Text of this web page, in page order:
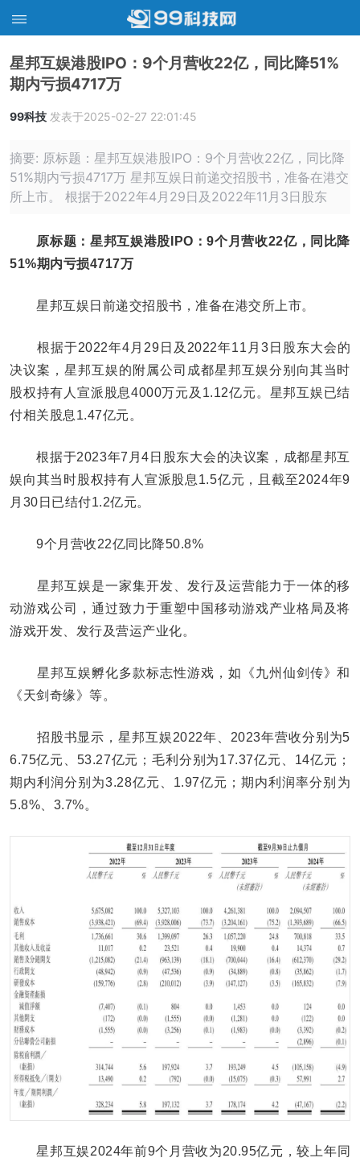
星邦互娱港股IPO：9个月营收22亿，同比降51%
期内亏损4717万
99科技 发表于2025-02-27 22:01:45
摘要: 原标题：星邦互娱港股IPO：9个月营收22亿，同比降
51%期内亏损4717万 星邦互娱日前递交招股书，准备在港交
所上市。 根据于2022年4月29日及2022年11月3日股东
原标题：星邦互娱港股IPO：9个月营收22亿，同比降
51%期内亏损4717万
星邦互娱日前递交招股书，准备在港交所上市。
根据于2022年4月29日及2022年11月3日股东大会的
决议案，星邦互娱的附属公司成都星邦互娱分别向其当时
股权持有人宣派股息4000万元及1.12亿元。星邦互娱已结
付相关股息1.47亿元。
根据于2023年7月4日股东大会的决议案，成都星邦互
娱向其当时股权持有人宣派股息1.5亿元，且截至2024年9
月30日已结付1.2亿元。
9个月营收22亿同比降50.8%
星邦互娱是一家集开发、发行及运营能力于一体的移
动游戏公司，通过致力于重塑中国移动游戏产业格局及将
游戏开发、发行及营运产业化。
星邦互娱孵化多款标志性游戏，如《九州仙剑传》和
《天剑奇缘》等。
招股书显示，星邦互娱2022年、2023年营收分别为5
6.75亿元、53.27亿元；毛利分别为17.37亿元、14亿元；
期内利润分别为3.28亿元、1.97亿元；期内利润率分别为
5.8%、3.7%。
星邦互娱2024年前9个月营收为20.95亿元，较上年同